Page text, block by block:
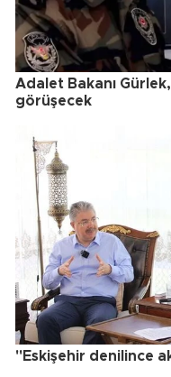
Adalet Bakanı
görüşecek
"Eskişehir denilince